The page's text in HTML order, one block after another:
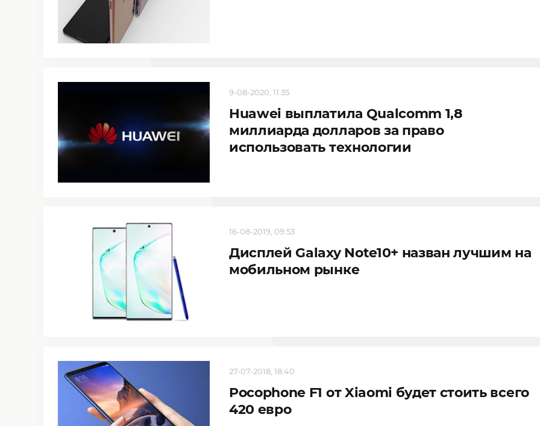
9-08-2020, 11:35
Huawei выплатила Qualcomm 1,8
миллиарда долларов за право
использовать технологии
16-08-2019, 09:53
Дисплей Galaxy Note10+ назван лучшим на
мобильном рынке
27-07-2018, 18:40
Pocophone F1 от Xiaomi будет стоить всего
420 евро